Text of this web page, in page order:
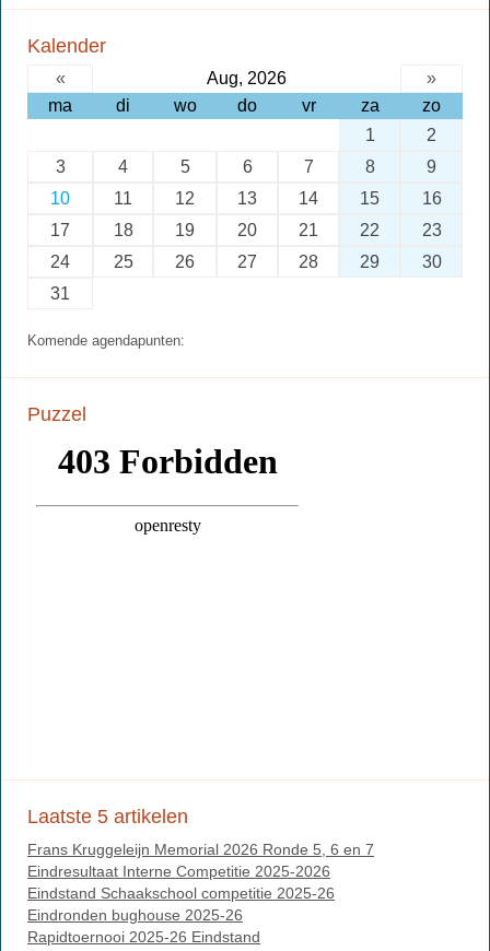
Kalender
« Aug, 2026
»
ma
di wo do vr za
zo
1
2
3
4 5 6 7 8
9
10
11 12 13 14 15
16
17
18 19 20 21 22
23
24
25 26 27 28 29
30
31
Komende agendapunten:
Puzzel
Laatste 5 artikelen
Frans Kruggeleijn Memorial 2026 Ronde 5, 6 en 7
Eindresultaat Interne Competitie 2025-2026
Eindstand Schaakschool competitie 2025-26
Eindronden bughouse 2025-26
Rapidtoernooi 2025-26 Eindstand